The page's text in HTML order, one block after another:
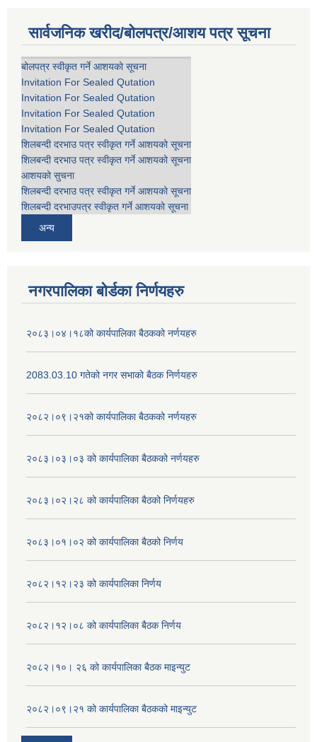
सार्वजनिक खरीद/बोलपत्र/आशय पत्र सूचना
बोलपत्र स्वीकृत गर्ने आशयको सूचना
Invitation For Sealed Qutation
Invitation For Sealed Qutation
Invitation For Sealed Qutation
Invitation For Sealed Qutation
शिलबन्दी दरभाउ पत्र स्वीकृत गर्ने आशयको सूचना
शिलबन्दी दरभाउ पत्र स्वीकृत गर्ने आशयको सूचना
आशयको सुचना
शिलबन्दी दरभाउ पत्र स्वीकृत गर्ने आशयको सूचना
शिलबन्दी दरभाउपत्र स्वीकृत गर्ने आशयको सूचना
अन्य
नगरपालिका बोर्डका निर्णयहरु
२०८३।०४।१८को कार्यपालिका बैठकको नर्णयहरु
2083.03.10 गतेको नगर सभाको बैठक निर्णयहरु
२०८२।०९।२१को कार्यपालिका बैठकको नर्णयहरु
२०८३।०३।०३ को कार्यपालिका बैठकको नर्णयहरु
२०८३।०२।२८ को कार्यपालिका बैठको निर्णयहरु
२०८३।०१।०२ को कार्यपालिका बैठको निर्णय
२०८२।१२।२३ को कार्यपालिका निर्णय
२०८२।१२।०८ को कार्यपालिका बैठक निर्णय
२०८२।१०। २६ को कार्यपालिका बैठक माइन्युट
२०८२।०९।२१ को कार्यपालिका बैठकको माइन्युट